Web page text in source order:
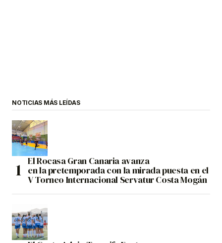
NOTICIAS MÁS LEÍDAS
El Rocasa Gran Canaria avanza
en la pretemporada con la mirada puesta en el
V Torneo Internacional Servatur Costa Mogán